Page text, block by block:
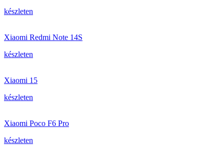
készleten
Xiaomi Redmi Note 14S
készleten
Xiaomi 15
készleten
Xiaomi Poco F6 Pro
készleten